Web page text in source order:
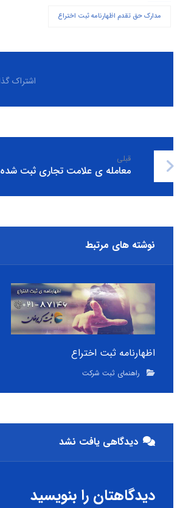
مدارک حق تقدم اظهارنامه ثبت اختراع
قبلی
معامله ی علامت تجاری ثبت شده
نوشته های مرتبط
اظهارنامه ثبت اختراع
راهنمای ثبت شرکت
دیدگاهی یافت نشد
دیدگاهتان را بنویسید